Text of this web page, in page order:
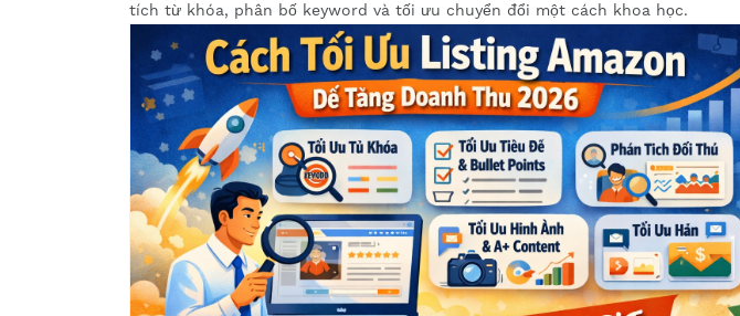
tích từ khóa, phân bố keyword và tối ưu chuyển đổi một cách khoa học.